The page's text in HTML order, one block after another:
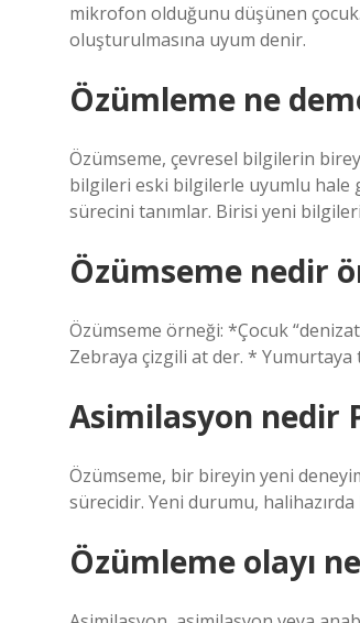
mikrofon olduğunu düşünen
oluşturulmasına uyum denir.
Özümleme ne
Özümseme, çevresel bilgilerin
bilgileri eski bilgilerle uyumlu hale
sürecini tanımlar. Birisi yeni
Özümseme nedir
Özümseme örneği: *Çocuk
Zebraya çizgili at der. * Yumurtaya
Asimilasyon nedir
Özümseme, bir bireyin yeni
sürecidir. Yeni durumu,
Özümleme olayı